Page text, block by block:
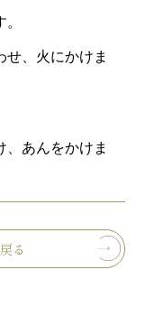
せ、火にかけま
、あんをかけま
る